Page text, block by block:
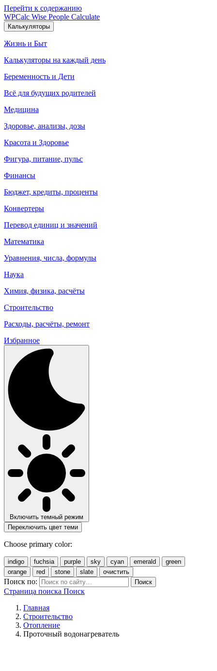
Перейти к содержанию
WPCalc Wise People Calculate
Калькуляторы
Жизнь и Быт
Калькуляторы на каждый день
Беременность и Дети
Всё для будущих родителей
Медицина
Здоровье, анализы, дозы
Красота и Здоровье
Фигура, питание, пульс
Финансы
Бюджет, кредиты, проценты
Конвертеры
Перевод единиц и значений
Математика
Уравнения, числа, формулы
Наука
Химия, физика, расчёты
Строительство
Расходы, расчёты, ремонт
Избранное
Включить темный режим
Переключить цвет теми
Choose primary color:
indigo fuchsia purple sky cyan emerald
green
orange
red stone slate очистить
Поиск по: Поиск
Страница поиска Поиск
Главная
Строительство
Отопление
Проточный водонагреватель